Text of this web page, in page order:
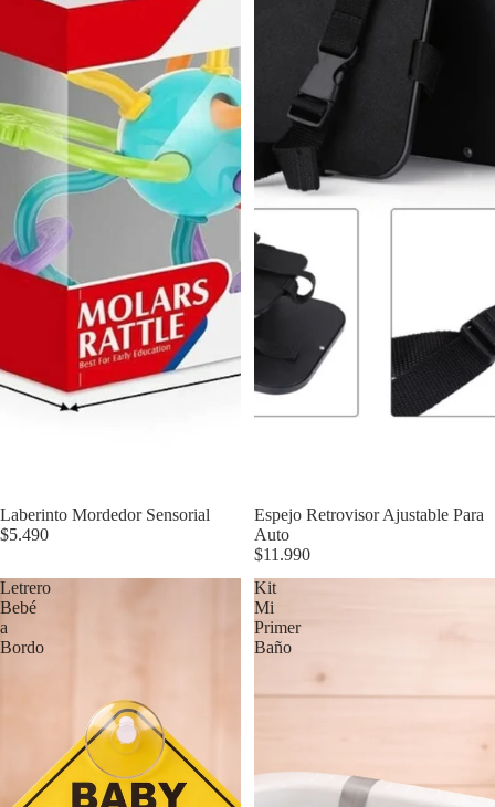
Laberinto Mordedor Sensorial
$5.490
Espejo Retrovisor Ajustable Para
Auto
$11.990
Letrero
Bebé
a
Bordo
Kit
Mi
Primer
Baño